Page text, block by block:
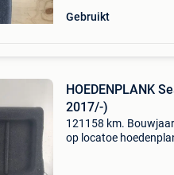
Gebruikt
HOEDENPLANK
2017/-)
121158 km.
op locatoe